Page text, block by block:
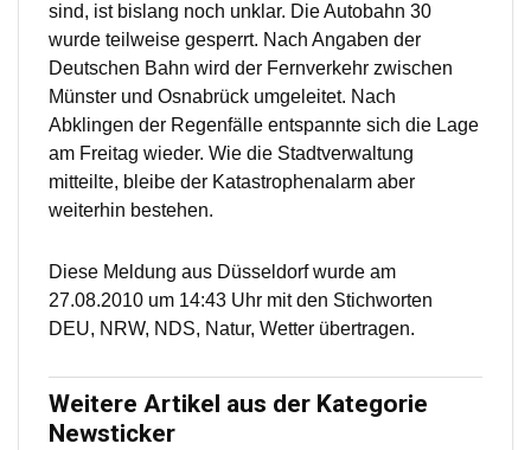
sind, ist bislang noch unklar. Die Autobahn 30
wurde teilweise gesperrt. Nach Angaben der
Deutschen Bahn wird der Fernverkehr zwischen
Münster und Osnabrück umgeleitet. Nach
Abklingen der Regenfälle entspannte sich die Lage
am Freitag wieder. Wie die Stadtverwaltung
mitteilte, bleibe der Katastrophenalarm aber
weiterhin bestehen.
Diese Meldung aus Düsseldorf wurde am
27.08.2010 um 14:43 Uhr mit den Stichworten
DEU, NRW, NDS, Natur, Wetter übertragen.
Weitere Artikel aus der Kategorie
Newsticker